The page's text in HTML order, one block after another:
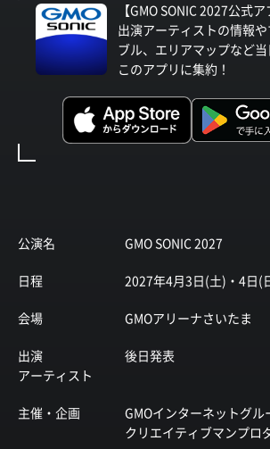
公演名 GMO SONIC 2027
日程 2027年4月3日(土)・4日(
会場 GMOアリーナさいたま
出演
アーティスト
後日発表
主催・企画
GMOインターネットグ
クリエイティブマンプロ
【GMO SONIC 2027公式ア
出演アーティストの情報
ブル、エリアマップなど
このアプリに集約！